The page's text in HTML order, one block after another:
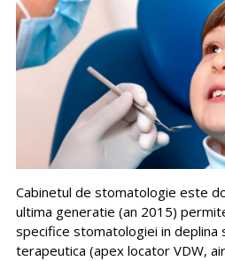
Cabinetul de stomatologie este
ultima generatie (an 2015)
specifice stomatologiei in deplina
terapeutica (apex locator VDW,